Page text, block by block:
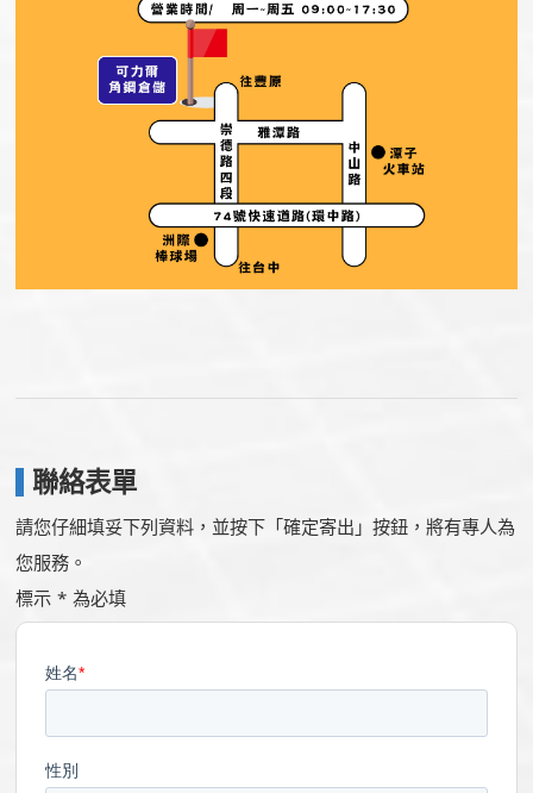
聯絡表單
請您仔細填妥下列資料，並按下「確定寄出」按鈕，將有專人為
您服務。
標示 * 為必填